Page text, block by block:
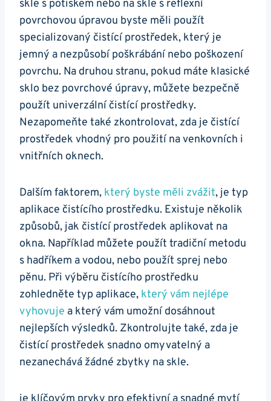
skle s potiskem nebo na skle s reflexní
povrchovou úpravou byste měli použít
specializovaný čistící prostředek, který je
jemný a nezpůsobí poškrábání nebo poškození
povrchu. Na druhou stranu, pokud máte klasické
sklo bez povrchové úpravy, můžete bezpečně
použít univerzální čistící prostředky.
Nezapomeňte také zkontrolovat, zda je čistící
prostředek vhodný pro použití na venkovních i
vnitřních oknech.
Dalším faktorem, který byste měli zvážit, je typ
aplikace čistícího prostředku. Existuje několik
způsobů, jak čistící prostředek aplikovat na
okna. Například můžete použít tradiční metodu
s hadříkem a vodou, nebo použít sprej nebo
pěnu. Při výběru čistícího prostředku
zohledněte typ aplikace, který vám nejlépe
vyhovuje a který vám umožní dosáhnout
nejlepších výsledků. Zkontrolujte také, zda je
čistící prostředek snadno omyvatelný a
nezanechává žádné zbytky na skle.